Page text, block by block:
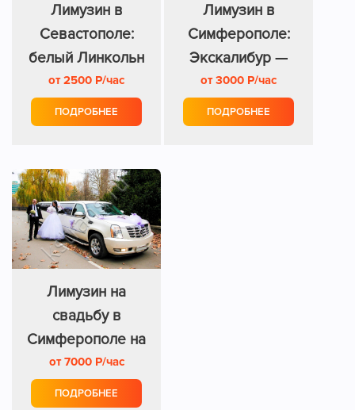
Лимузин в
Севастополе:
белый Линкольн
8 мест
от 2500 Р/час
ПОДРОБНЕЕ
Лимузин в
Симферополе:
Экскалибур —
ретро стиль
от 3000 Р/час
ПОДРОБНЕЕ
Лимузин на
свадьбу в
Симферополе на
15 мест
от 7000 Р/час
ПОДРОБНЕЕ